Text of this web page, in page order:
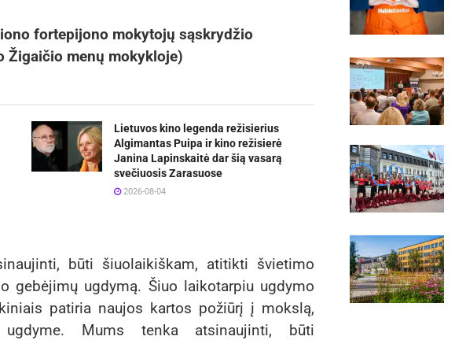
fortepijono mokytojų sąskrydžio
Žigaičio menų mokykloje)
Lietuvos kino legenda režisierius
Algimantas Puipa ir kino režisierė
Janina Lapinskaitė dar šią vasarą
svečiuosis Zarasuose
2026-08-04
būti šiuolaikiškam, atitikti švietimo
gebėjimų ugdymą. Šiuo laikotarpiu ugdymo
patiria naujos kartos požiūrį į mokslą,
ugdyme. Mums tenka atsinaujinti, būti